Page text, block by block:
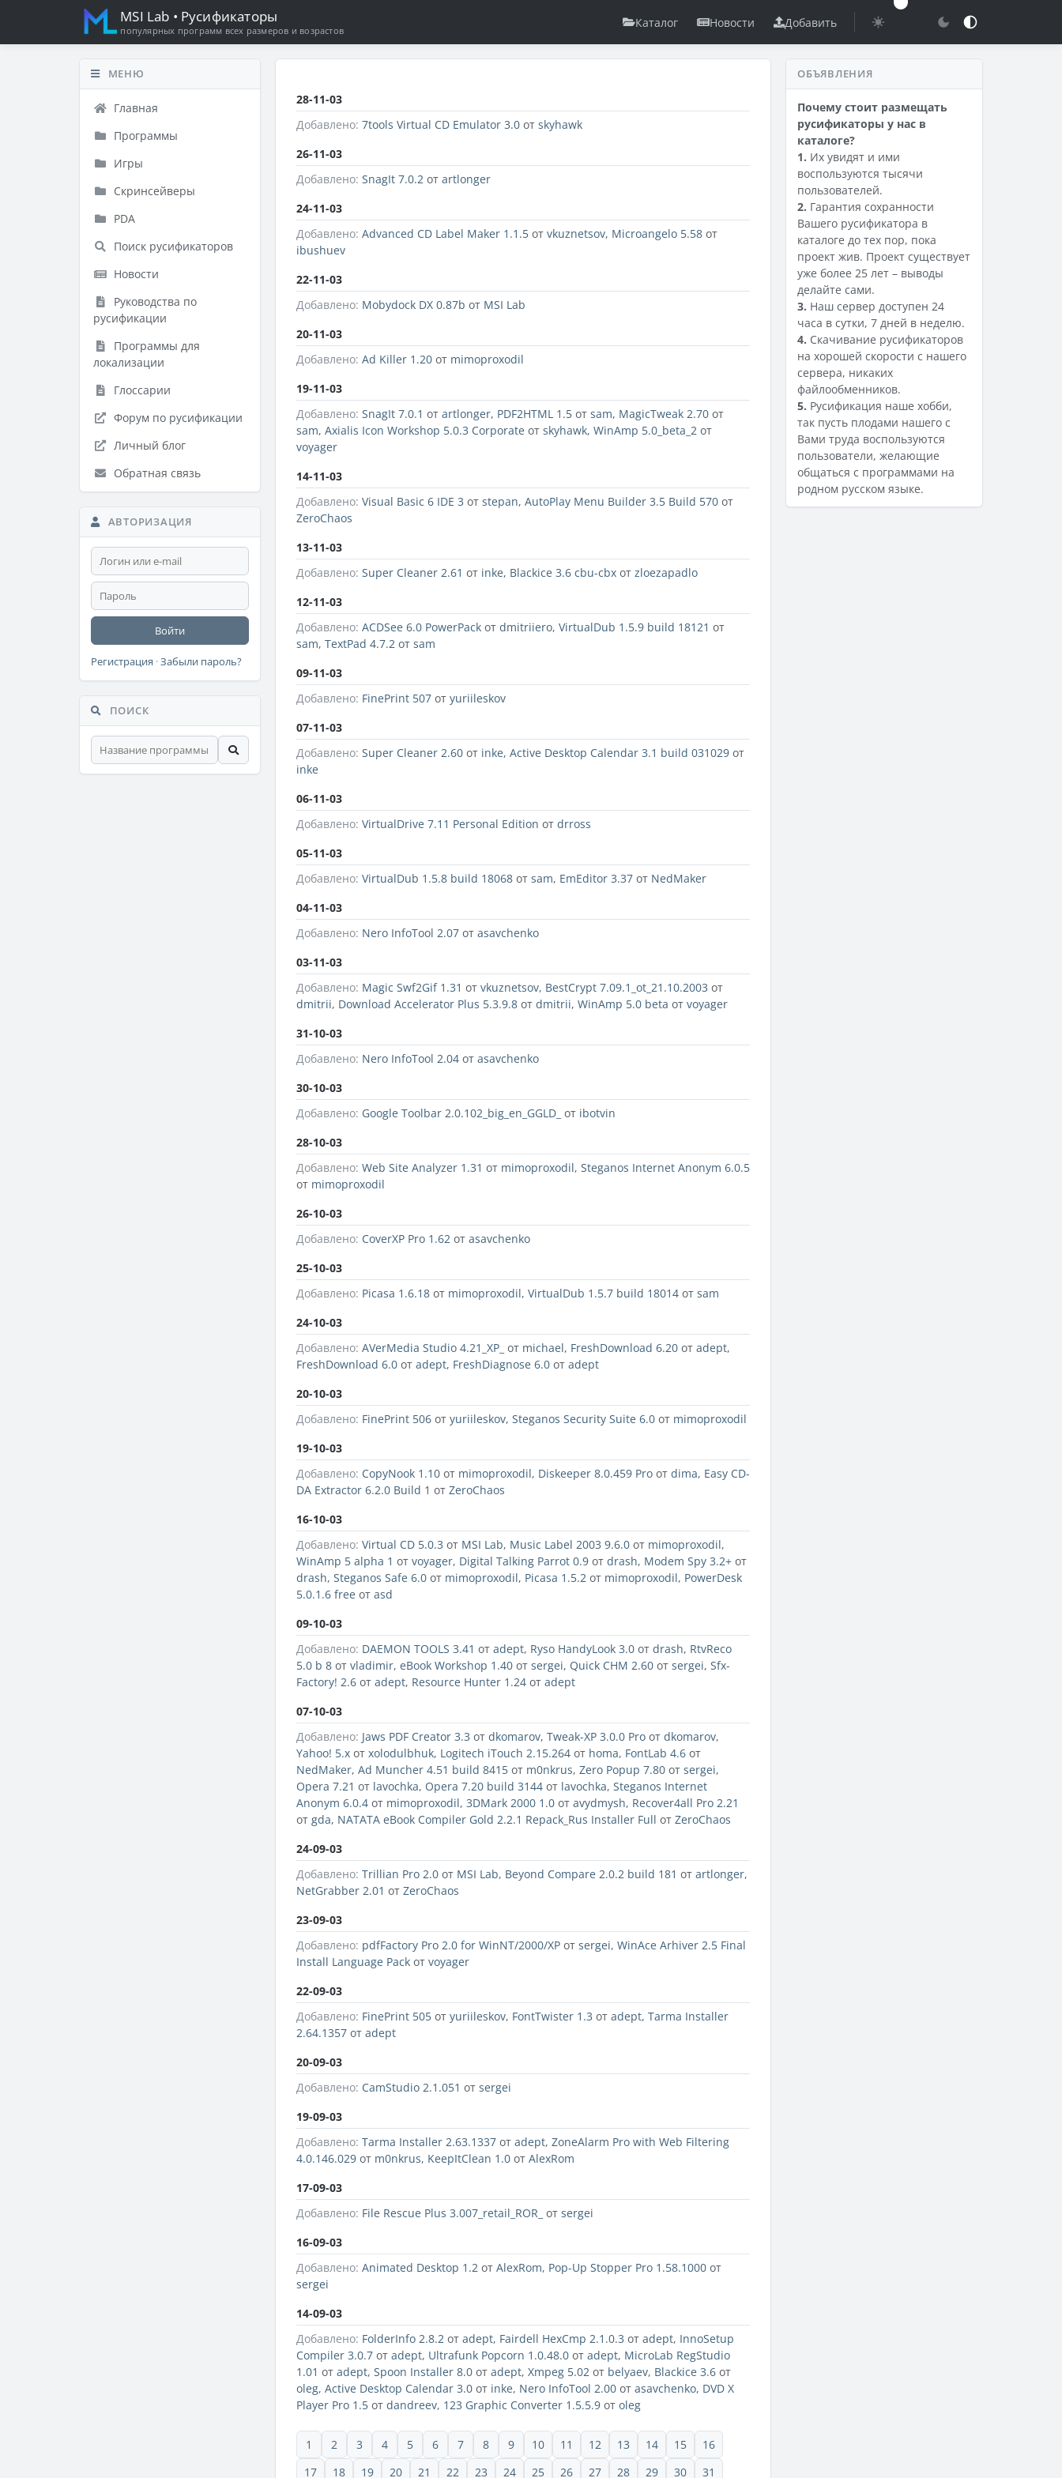
MSI Lab • Русификаторы
популярных программ всех размеров и возрастов
Каталог Новости Добавить
МЕНЮ
Главная
Программы
Игры
Скринсейверы
PDA
Поиск русификаторов
Новости
Руководства по
русификации
Программы для
локализации
Глоссарии
Форум по русификации
Личный блог
Обратная связь
АВТОРИЗАЦИЯ
Войти
Регистрация ·Забыли пароль?
ПОИСК
28-11-03
Добавлено: 7tools Virtual CD Emulator 3.0 от skyhawk
26-11-03
Добавлено: SnagIt 7.0.2 от artlonger
24-11-03
Добавлено: Advanced CD Label Maker 1.1.5 от vkuznetsov, Microangelo 5.58 от
ibushuev
22-11-03
Добавлено: Mobydock DX 0.87b от MSI Lab
20-11-03
Добавлено: Ad Killer 1.20 от mimoproxodil
19-11-03
Добавлено: SnagIt 7.0.1 от artlonger, PDF2HTML 1.5 от sam, MagicTweak 2.70 от
sam, Axialis Icon Workshop 5.0.3 Corporate от skyhawk, WinAmp 5.0_beta_2 от
voyager
14-11-03
Добавлено: Visual Basic 6 IDE 3 от stepan, AutoPlay Menu Builder 3.5 Build 570 от
ZeroChaos
13-11-03
Добавлено: Super Cleaner 2.61 от inke, Blackice 3.6 cbu-cbx от zloezapadlo
12-11-03
Добавлено: ACDSee 6.0 PowerPack от dmitriiero, VirtualDub 1.5.9 build 18121 от
sam, TextPad 4.7.2 от sam
09-11-03
Добавлено: FinePrint 507 от yuriileskov
07-11-03
Добавлено: Super Cleaner 2.60 от inke, Active Desktop Calendar 3.1 build 031029 от
inke
06-11-03
Добавлено: VirtualDrive 7.11 Personal Edition от drross
05-11-03
Добавлено: VirtualDub 1.5.8 build 18068 от sam, EmEditor 3.37 от NedMaker
04-11-03
Добавлено: Nero InfoTool 2.07 от asavchenko
03-11-03
Добавлено: Magic Swf2Gif 1.31 от vkuznetsov, BestCrypt 7.09.1_ot_21.10.2003 от
dmitrii, Download Accelerator Plus 5.3.9.8 от dmitrii, WinAmp 5.0 beta от voyager
31-10-03
Добавлено: Nero InfoTool 2.04 от asavchenko
30-10-03
Добавлено: Google Toolbar 2.0.102_big_en_GGLD_ от ibotvin
28-10-03
Добавлено: Web Site Analyzer 1.31 от mimoproxodil, Steganos Internet Anonym 6.0.5
от mimoproxodil
26-10-03
Добавлено: CoverXP Pro 1.62 от asavchenko
25-10-03
Добавлено: Picasa 1.6.18 от mimoproxodil, VirtualDub 1.5.7 build 18014 от sam
24-10-03
Добавлено: AVerMedia Studio 4.21_XP_ от michael, FreshDownload 6.20 от adept,
FreshDownload 6.0 от adept, FreshDiagnose 6.0 от adept
20-10-03
Добавлено: FinePrint 506 от yuriileskov, Steganos Security Suite 6.0 от mimoproxodil
19-10-03
Добавлено: CopyNook 1.10 от mimoproxodil, Diskeeper 8.0.459 Pro от dima, Easy CD-
DA Extractor 6.2.0 Build 1 от ZeroChaos
16-10-03
Добавлено: Virtual CD 5.0.3 от MSI Lab, Music Label 2003 9.6.0 от mimoproxodil,
WinAmp 5 alpha 1 от voyager, Digital Talking Parrot 0.9 от drash, Modem Spy 3.2+ от
drash, Steganos Safe 6.0 от mimoproxodil, Picasa 1.5.2 от mimoproxodil, PowerDesk
5.0.1.6 free от asd
09-10-03
Добавлено: DAEMON TOOLS 3.41 от adept, Ryso HandyLook 3.0 от drash, RtvReco
5.0 b 8 от vladimir, eBook Workshop 1.40 от sergei, Quick CHM 2.60 от sergei, Sfx-
Factory! 2.6 от adept, Resource Hunter 1.24 от adept
07-10-03
Добавлено: Jaws PDF Creator 3.3 от dkomarov, Tweak-XP 3.0.0 Pro от dkomarov,
Yahoo! 5.x от xolodulbhuk, Logitech iTouch 2.15.264 от homa, FontLab 4.6 от
NedMaker, Ad Muncher 4.51 build 8415 от m0nkrus, Zero Popup 7.80 от sergei,
Opera 7.21 от lavochka, Opera 7.20 build 3144 от lavochka, Steganos Internet
Anonym 6.0.4 от mimoproxodil, 3DMark 2000 1.0 от avydmysh, Recover4all Pro 2.21
от gda, NATATA eBook Compiler Gold 2.2.1 Repack_Rus Installer Full от ZeroChaos
24-09-03
Добавлено: Trillian Pro 2.0 от MSI Lab, Beyond Compare 2.0.2 build 181 от artlonger,
NetGrabber 2.01 от ZeroChaos
23-09-03
Добавлено: pdfFactory Pro 2.0 for WinNT/2000/XP от sergei, WinAce Arhiver 2.5 Final
Install Language Pack от voyager
22-09-03
Добавлено: FinePrint 505 от yuriileskov, FontTwister 1.3 от adept, Tarma Installer
2.64.1357 от adept
20-09-03
Добавлено: CamStudio 2.1.051 от sergei
19-09-03
Добавлено: Tarma Installer 2.63.1337 от adept, ZoneAlarm Pro with Web Filtering
4.0.146.029 от m0nkrus, KeepItClean 1.0 от AlexRom
17-09-03
Добавлено: File Rescue Plus 3.007_retail_ROR_ от sergei
16-09-03
Добавлено: Animated Desktop 1.2 от AlexRom, Pop-Up Stopper Pro 1.58.1000 от
sergei
14-09-03
Добавлено: FolderInfo 2.8.2 от adept, Fairdell HexCmp 2.1.0.3 от adept, InnoSetup
Compiler 3.0.7 от adept, Ultrafunk Popcorn 1.0.48.0 от adept, MicroLab RegStudio
1.01 от adept, Spoon Installer 8.0 от adept, Xmpeg 5.02 от belyaev, Blackice 3.6 от
oleg, Active Desktop Calendar 3.0 от inke, Nero InfoTool 2.00 от asavchenko, DVD X
Player Pro 1.5 от dandreev, 123 Graphic Converter 1.5.5.9 от oleg
1 2 3 4 5 6 7 8 9 10 11 12 13 14 15
16
17
18 19 20 21 22 23 24 25 26 27 28 29 30 31
ОБЪЯВЛЕНИЯ
Почему стоит размещать
русификаторы у нас в
каталоге?
1. Их увидят и ими
воспользуются тысячи
пользователей.
2. Гарантия сохранности
Вашего русификатора в
каталоге до тех пор, пока
проект жив. Проект существует
уже более 25 лет – выводы
делайте сами.
3. Наш сервер доступен 24
часа в сутки, 7 дней в неделю.
4. Скачивание русификаторов
на хорошей скорости с нашего
сервера, никаких
файлообменников.
5. Русификация наше хобби,
так пусть плодами нашего с
Вами труда воспользуются
пользователи, желающие
общаться с программами на
родном русском языке.